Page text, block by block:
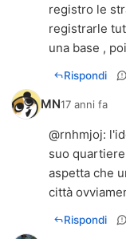
registro le
registrarle
una base ,
Rispondi
MN17 anni fa
@rnhmjoj:
suo
aspetta che
città
Rispondi